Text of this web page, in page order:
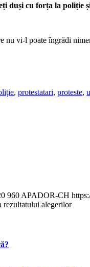
duși cu forța la poliție
nu vi-l poate îngrădi
, protestatari, proteste,
960 APADOR-CH
rezultatului alegerilor